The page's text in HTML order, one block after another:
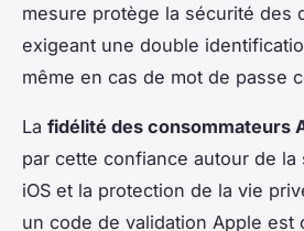
mesure protège la sécurité des
exigeant une double
même en cas de mot de passe
La fidélité des consommateurs
par cette confiance autour de la
iOS et la protection de la vie
un code de validation Apple est